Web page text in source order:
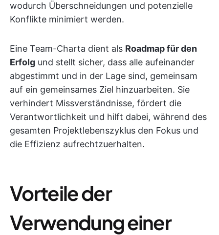
wodurch Überschneidungen und potenzielle
Konflikte minimiert werden.
Eine Team-Charta dient als Roadmap für den
Erfolg und stellt sicher, dass alle aufeinander
abgestimmt und in der Lage sind, gemeinsam
auf ein gemeinsames Ziel hinzuarbeiten. Sie
verhindert Missverständnisse, fördert die
Verantwortlichkeit und hilft dabei, während des
gesamten Projektlebenszyklus den Fokus und
die Effizienz aufrechtzuerhalten.
Vorteile der
Verwendung einer